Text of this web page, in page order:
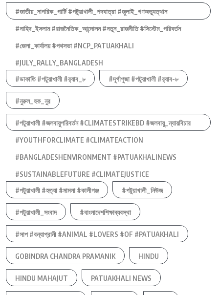
#জাতীয়_নাগরিক_পার্টি #পটুয়াখালী_পদযাত্রা #জুলাই_গণঅভ্যুত্থান
#নাহিদ_ইসলাম #রাজনৈতিক_আন্দোলন #নতুন_রাজনীতি #সিস্টেম_পরিবর্তন
#জেলা_কার্যালয় #পথসভা #NCP_PATUAKHALI
#JULY_RALLY_BANGLADESH
#ডাকাতি #পটুয়াখালী #র‍্যাব_৮
#দূর্গাপুজা #পটুয়াখালী #র‍্যাব-৮
#নুরুল_হক_নুর
#পটুয়াখালী #জলবায়ুপরিবর্তন #CLIMATESTRIKEBD #জলবায়ু_ন্যায়বিচার
#YOUTHFORCLIMATE #CLIMATEACTION
#BANGLADESHENVIRONMENT #PATUAKHALINEWS
#SUSTAINABLEFUTURE #CLIMATEJUSTICE
#পটুয়াখালী #হত্যা #মামলা #কালীগঞ্জ
#পটুয়াখালী_নিউজ
#পটুয়াখালী_সংবাদ #বাংলাদেশশিক্ষাব্যবস্থা
#সাপ #বন্যাপ্রানী #ANIMAL #LOVERS #OF #PATUAKHALI
GOBINDRA CHANDRA PRAMANIK HINDU
HINDU MAHAJUT PATUAKHALI NEWS